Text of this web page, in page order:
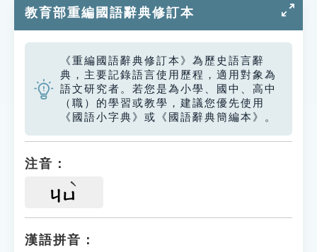
教育部重編國語辭典修訂本
《重編國語辭典修訂本》為歷史語言辭
典，主要記錄語言使用歷程，適用對象為
語文研究者。若您是為小學、國中、高中
（職）的學習或教學，建議您優先使用
《國語小字典》或《國語辭典簡編本》。
注音：
ㄐㄩ
漢語拼音：